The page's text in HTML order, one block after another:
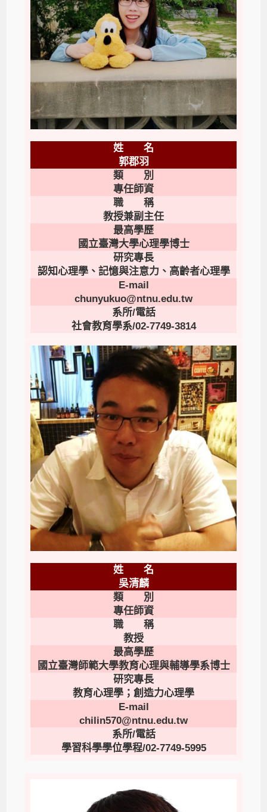
姓 名
郭郡羽
類 別
專任師資
職 稱
教授兼副主任
最高學歷
國立臺灣大學心理學博士
研究專長
認知心理學、記憶與注意力、高齡者心理學
E-mail
chunyukuo@ntnu.edu.tw
系所/電話
社會教育學系/02-7749-3814
姓 名
吳清麟
類 別
專任師資
職 稱
教授
最高學歷
國立臺灣師範大學教育心理與輔導學系博士
研究專長
教育心理學；創造力心理學
E-mail
chilin570@ntnu.edu.tw
系所/電話
學習科學學位學程/02-7749-5995